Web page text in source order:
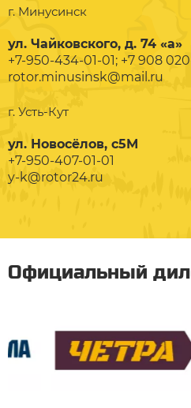
г. Минусинск
ул. Чайковского, д. 74 «а»
+7-950-434-01-01; +7 908
rotor.minusinsk@mail.ru
г. Усть-Кут
ул. Новосёлов, с5М
+7-950-407-01-01
y-k@rotor24.ru
Официальный